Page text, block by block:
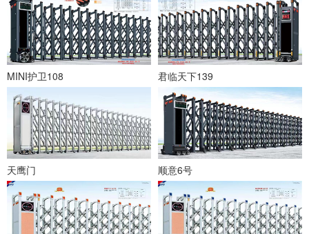
MINI护卫108 君临天下139
天鹰门 顺意6号